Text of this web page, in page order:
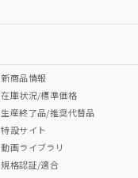
Cr(VI)
新商品情報
在庫状況/標準価格
生産終了品/推奨代替品
特設サイト
動画ライブラリ
規格認証/適合